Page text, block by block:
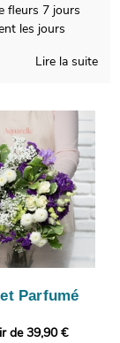
fleurs 7 jours
les jours
un
Vous
vous assurer de
sera ensuite
de glisser une
encore plus
Lire la suite
Parfumé
de 39,90 €